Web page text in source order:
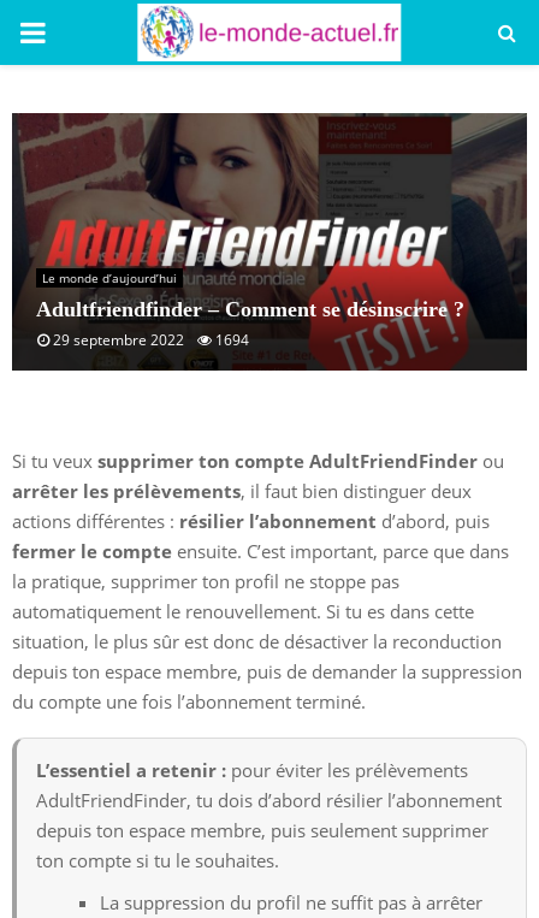
PRIMARY
Le monde d’aujourd’hui
Adultfriendfinder – Comment se désinscrire ?
29 septembre 2022 1694
Si tu veux supprimer ton compte AdultFriendFinder ou
arrêter les prélèvements, il faut bien distinguer deux
actions différentes : résilier l’abonnement d’abord, puis
fermer le compte ensuite. C’est important, parce que dans
la pratique, supprimer ton profil ne stoppe pas
automatiquement le renouvellement. Si tu es dans cette
situation, le plus sûr est donc de désactiver la reconduction
depuis ton espace membre, puis de demander la suppression
du compte une fois l’abonnement terminé.
L’essentiel a retenir : pour éviter les prélèvements
AdultFriendFinder, tu dois d’abord résilier l’abonnement
depuis ton espace membre, puis seulement supprimer
ton compte si tu le souhaites.
La suppression du profil ne suffit pas à arrêter